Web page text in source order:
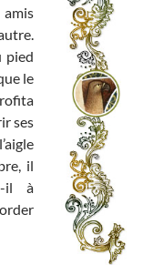
pied
le
ses
il
il à